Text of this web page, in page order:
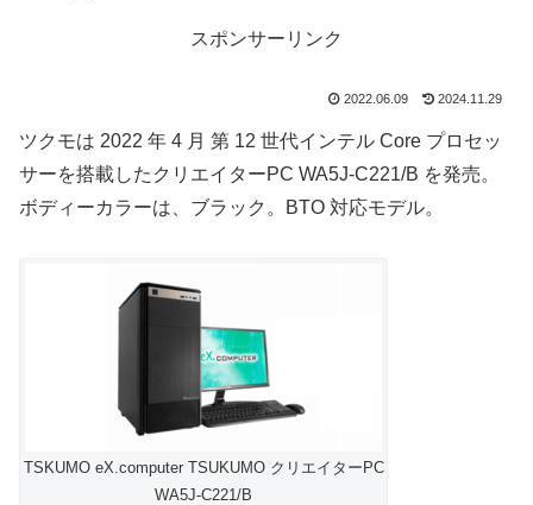
スポンサーリンク
2022.06.09 2024.11.29
ツクモは 2022 年 4 月 第 12 世代インテル Core プロセッ
サーを搭載したクリエイターPC WA5J-C221/B を発売。
ボディーカラーは、ブラック。BTO 対応モデル。
TSKUMO eX.computer TSUKUMO クリエイターPC
WA5J-C221/B